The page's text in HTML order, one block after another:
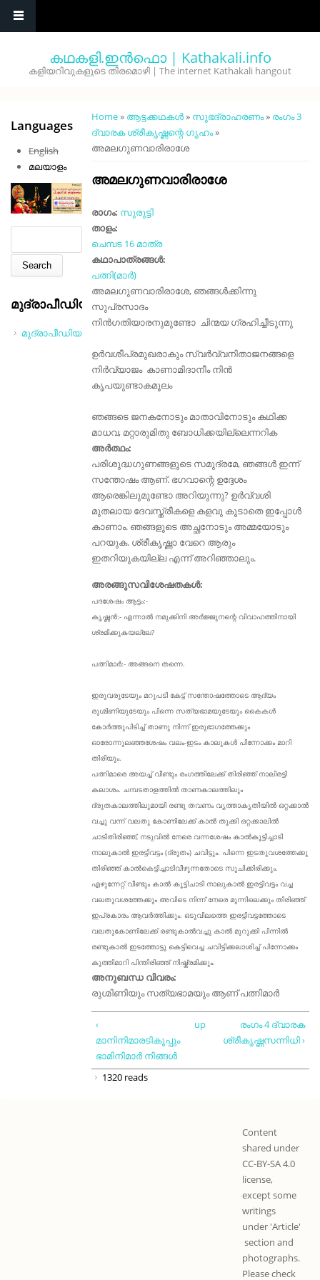
കഥകളി.ഇൻഫൊ | Kathakali.info
കളിയറിവുകളുടെ തിരമൊഴി | The internet Kathakali hangout
You are here
Home» ആട്ടക്കഥകൾ» സുഭദ്രാഹരണം» രംഗം 3
ദ്വാരക ശ്രീകൃഷ്ണന്റെ ഗൃഹം»
അമലഗുണവാരിരാശേ
അമലഗുണവാരിരാശേ
രാഗം: സുരുട്ടി
താളം:
ചെമ്പട 16 മാത്ര
കഥാപാത്രങ്ങൾ:
പത്നി(മാർ)
അമലഗുണവാരിരാശേ, ഞങ്ങൾക്കിന്നു
സുപ്രസാദം
നിൻഗതിയാരനുമുണ്ടോ ചിന്മയ ഗ്രഹിച്ചീടുന്നു
ഉർവശീപ്രമുഖരാകും സ്വർവ്വനിതാജനങ്ങളെ
നിർവ്യാജം കാണാമിദാനീം നിൻ
കൃപയുണ്ടാകമൂലം
ഞങ്ങടെ ജനകനോടും മാതാവിനോടും കഥിക്ക
മാധവ, മറ്റാരുമിതു ബോധിക്കയില്ലെന്നറിക
അർത്ഥം:
പരിശുദ്ധഗുണങ്ങളുടെ സമുദ്രമേ, ഞങ്ങൾ ഇന്ന്
സന്തോഷം ആണ്. ഭഗവാന്റെ ഉദ്ദേശം
ആരെങ്കിലുമുണ്ടോ അറിയുന്നു? ഉർവ്വശി
മുതലായ ദേവസ്ത്രീകളെ കളവു കൂടാതെ ഇപ്പോൾ
കാണാം. ഞങ്ങളുടെ അച്ഛനോടും അമ്മയോടും
പറയുക. ശ്രീകൃഷ്ണാ വേറെ ആരും
ഇതറിയുകയില്ല എന്ന് അറിഞ്ഞാലും.
അരങ്ങുസവിശേഷതകൾ:
പദശേഷം ആട്ടം:-
കൃഷ്ണൻ:- എന്നാൽ നമുക്കിനി അർജ്ജുനന്റെ വിവാഹത്തിനായി
ശ്രമിക്കുകയല്ലേ?
പത്നിമാർ:- അങ്ങനെ തന്നെ.
ഇരുവരുടേയും മറുപടി കേട്ട് സന്തോഷത്തോടെ ആദ്യം
രുഗ്മിണിയുടേയും പിന്നെ സത്യഭാമയുടേയും കൈകൾ
കോർത്തുപിടിച്ച് താണു നിന്ന് ഇരുഭാഗത്തേക്കും
ഓരോന്നുലഞ്ഞശേഷം വലം-ഇടം കാലുകൾ പിന്നോക്കം മാറി
തിരിയും.
പത്നിമാരെ അയച്ച് വീണ്ടും രംഗത്തിലേക്ക് തിരിഞ്ഞ് നാലിരട്ടി
കലാശം. ചമ്പടതാളത്തിൽ താണകാലത്തിലും
ദ്രുതകാലത്തിലുമായി രണ്ടു തവണം വൃത്താകൃതിയിൽ ഒറ്റക്കാൽ
വച്ചു വന്ന് വലതു കോണിലേക്ക് കാൽ തൂക്കി ഒറ്റക്കാലിൽ
ചാടിതിരിഞ്ഞ്, നടുവിൽ നേരെ വന്നശേഷം കാൽകൂട്ടിച്ചാടി
നാലുകാൽ ഇരട്ടിവട്ടം (ദ്രുതം) ചവിട്ടും. പിന്നെ ഇടതുവശത്തേക്കു
തിരിഞ്ഞ് കാൽകെട്ടിച്ചാടിവീഴുന്നതോടെ സൂചിക്കിരിക്കും.
എഴുന്നേറ്റ് വീണ്ടും കാൽ കൂട്ടിചാടി നാലുകാൽ ഇരട്ടിവട്ടം വച്ച
വലതുവശത്തേക്കും അവിടെ നിന്ന് നേരെ മുന്നിലെക്കും തിരിഞ്ഞ്
ഇപ്രകാരം ആവർത്തിക്കും. ഒടുവിലത്തെ ഇരട്ടിവട്ടത്തോടെ
വലതുകോണിലേക്ക് രണ്ടുകാൽവച്ചു കാൽ മുറുക്കി പിന്നിൽ
രണ്ടുകാൽ ഇടത്തോട്ടു കെട്ടിവെച്ച ചവിട്ടിക്കലാശിച്ച് പിന്നോക്കം
കുത്തിമാറി പിന്തിരിഞ്ഞ് നിഷ്ക്രമിക്കും.
അനുബന്ധ വിവരം:
രുഗ്മിണിയും സത്യഭാമയും ആണ് പത്നിമാർ
‹
മാനിനിമാരടികൂപ്പും
ഭാമിനിമാർ നിങ്ങൾ
up
രംഗം 4 ദ്വാരക
ശ്രീകൃഷ്ണസന്നിധി ›
1320 reads
Languages
English
മലയാളം
മുദ്രാപീഡിയ
മുദ്രാപീഡിയ
Content
shared under
CC-BY-SA 4.0
license,
except some
writings
under 'Article'
section and
photographs.
Please check